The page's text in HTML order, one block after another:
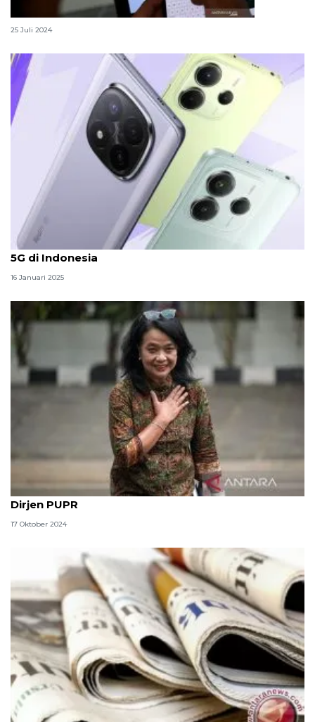
Cara aktifkan KIS lewat aplikasi JKN Mobile
25 Juli 2024
Spesifikasi dan perkiraan harga Redmi Note 14 Pro
5G di Indonesia
16 Januari 2025
Profil Diana Kusumastuti, calon wakil menteri dari
Dirjen PUPR
17 Oktober 2024